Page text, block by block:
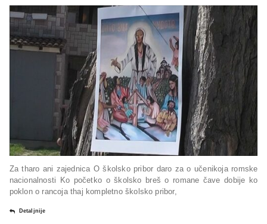
Za tharo ani zajednica O školsko pribor daro za o učenikoja romske
nacionalnosti Ko početko o školsko breš o romane čave dobije ko
poklon o rancoja thaj kompletno školsko pribor,
Detaljnije